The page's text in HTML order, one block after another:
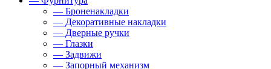
— Броненакладки
— Декоративные накладки
— Дверные ручки
— Глазки
— Задвижи
— Запорный механизм